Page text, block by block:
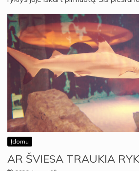
Įdomu
AR ŠVIESA TRAUKIA